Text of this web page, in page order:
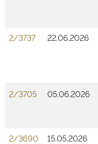
2/3737
22.06.2026
2/3705
05.06.2026
2/3690
15.05.2026